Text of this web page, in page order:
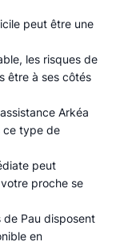
peut être une
les risques de
être à ses côtés
Arkéa
ce type de
peut
proche se
de Pau disposent
en